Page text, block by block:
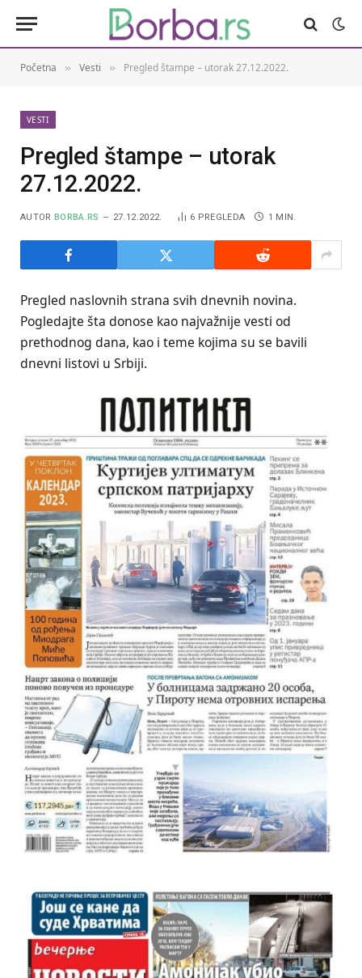
Početna » Vesti » Pregled štampe – utorak 27.12.2022.
VESTI
Pregled štampe – utorak
27.12.2022.
AUTOR BORBA.RS 27.12.2022. 6 PREGLEDA 1 MIN.
Pregled naslovnih strana svih dnevnih novina.
Pogledajte šta donose kao najvažnije vesti od
prethodnog dana, kao i teme kojima su se bavili
dnevni listovi u Srbiji.